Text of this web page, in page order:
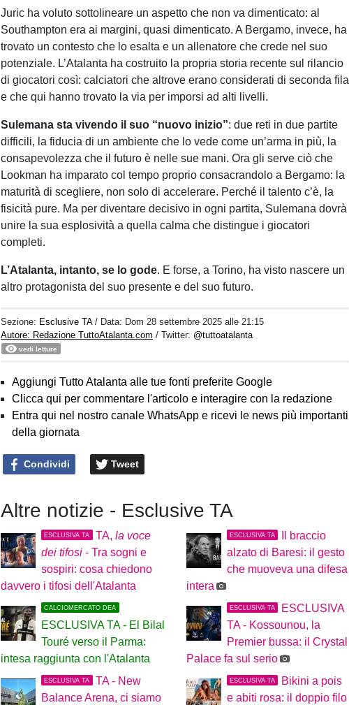
Juric ha voluto sottolineare un aspetto che non va dimenticato: al
Southampton era ai margini, quasi dimenticato. A Bergamo, invece, ha
trovato un contesto che lo esalta e un allenatore che crede nel suo
potenziale. L’Atalanta ha costruito la propria storia recente sul rilancio
di giocatori così: calciatori che altrove erano considerati di seconda fila
e che qui hanno trovato la via per imporsi ad alti livelli.
Sulemana sta vivendo il suo “nuovo inizio”: due reti in due partite
difficili, la fiducia di un ambiente che lo vede come un’arma in più, la
consapevolezza che il futuro è nelle sue mani. Ora gli serve ciò che
Lookman ha imparato col tempo proprio consacrandolo a Bergamo: la
maturità di scegliere, non solo di accelerare. Perché il talento c’è, la
fisicità pure. Ma per diventare decisivo in ogni partita, Sulemana dovrà
unire la sua esplosività a quella calma che distingue i giocatori
completi.
L’Atalanta, intanto, se lo gode. E forse, a Torino, ha visto nascere un
altro protagonista del suo presente e del suo futuro.
Sezione: Esclusive TA / Data: Dom 28 settembre 2025 alle 21:15
Autore: Redazione TuttoAtalanta.com / Twitter: @tuttoatalanta
vedi letture
Aggiungi Tutto Atalanta alle tue fonti preferite Google
Clicca qui per commentare l'articolo e interagire con la redazione
Entra qui nel nostro canale WhatsApp e ricevi le news più importanti
della giornata
Condividi Tweet
Altre notizie - Esclusive TA
ESCLUSIVA TA TA,la voce
dei tifosi - Tra sogni e
sospiri: cosa chiedono
davvero i tifosi dell'Atalanta
ESCLUSIVA TA
Il braccio
alzato di Baresi: il gesto
che muoveva una difesa
intera
CALCIOMERCATO DEA
ESCLUSIVA TA - El Bilal
Touré verso il Parma:
intesa raggiunta con l'Atalanta
ESCLUSIVA TA
ESCLUSIVA
TA - Kossounou, la
Premier bussa: il Crystal
Palace fa sul serio
ESCLUSIVA TA
TA - New
Balance Arena, ci siamo
ESCLUSIVA TA
Bikini a pois
e abiti rosa: il doppio filo